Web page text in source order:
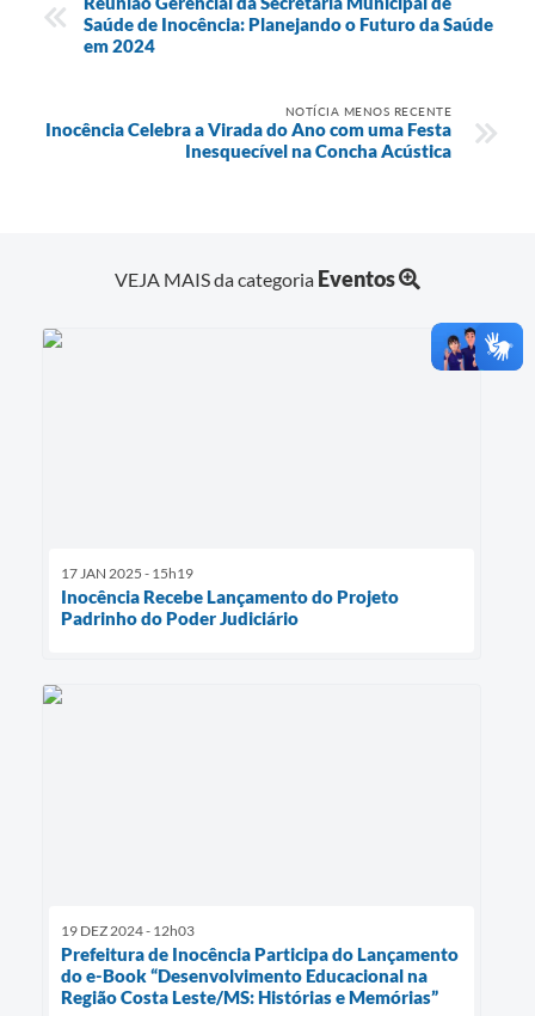
Saúde de Inocência: Planejando o Futuro da Saúde
em 2024
NOTÍCIA MENOS RECENTE
Inocência Celebra a Virada do Ano com uma Festa
Inesquecível na Concha Acústica
VEJA MAIS da categoria Eventos
17 JAN 2025 - 15h19
Inocência Recebe Lançamento do Projeto
Padrinho do Poder Judiciário
19 DEZ 2024 - 12h03
Prefeitura de Inocência Participa do Lançamento
do e-Book “Desenvolvimento Educacional na
Região Costa Leste/MS: Histórias e Memórias”